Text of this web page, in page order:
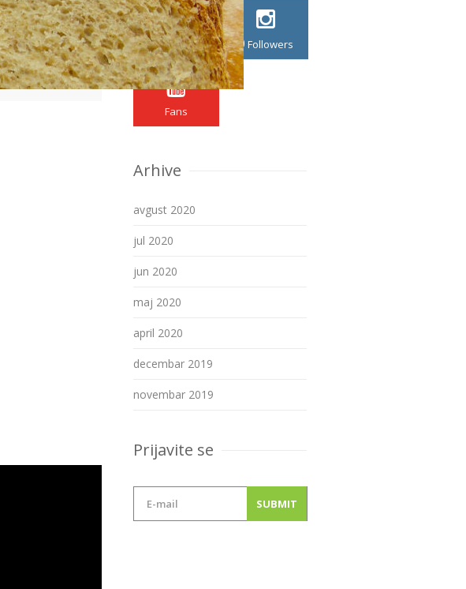
PRINT
Fans 0 Followers
Fans
Arhive
avgust 2020
jul 2020
jun 2020
maj 2020
april 2020
decembar 2019
novembar 2019
Prijavite se